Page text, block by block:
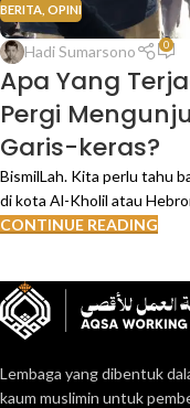
BERITA OPINI
Hadi Sumarsono 0
Apa Yang
Pergi
Garis-keras?
BismilLah. Kita perlu tahu
di kota Al-Kholil atau
CONTINUE READING
Lembaga yang dibentuk
kaum muslimin untuk